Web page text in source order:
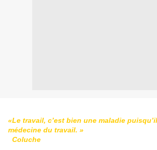
«Le travail, c’est bien une maladie
médecine du travail. »
Coluche